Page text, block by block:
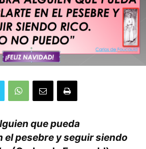
que pueda
el pesebre y seguir siendo